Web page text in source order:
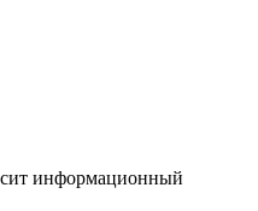
информационный